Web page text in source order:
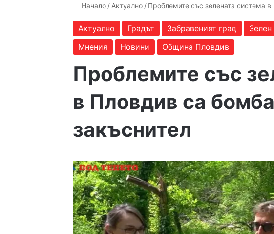
Начало / Актуално / Проблемите със зелената система
Актуално Градът Забравеният град Зелен
Мнения
Новини Община Пловдив
Проблемите със
в Пловдив са
закъснител